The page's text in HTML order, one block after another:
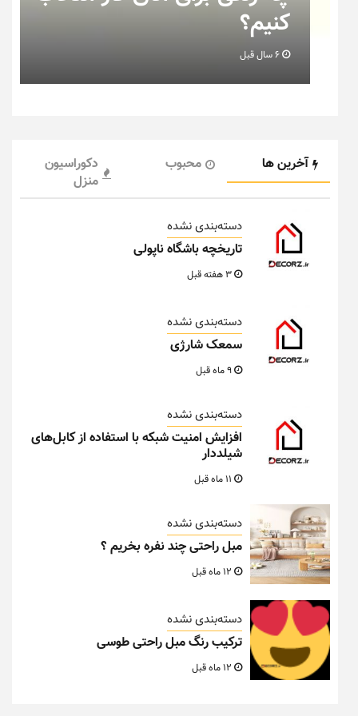
خانه عروس بدانیم + تصویر
آخرین ها محبوب
دکوراسیون
منزل
دسته‌بندی نشده
تاریخچه باشگاه ناپولی
دسته‌بندی نشده
سمعک شارژی
دسته‌بندی نشده
افزایش امنیت شبکه با استفاده از کابل‌های
شیلددار
دسته‌بندی نشده
مبل راحتی چند نفره بخریم ؟
دسته‌بندی نشده
ترکیب رنگ مبل راحتی طوسی